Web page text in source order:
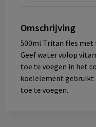
Omschrijving
500ml Tritan fles
Geef water volop
toe te voegen in het
koelelement gebruikt
toe te voegen.